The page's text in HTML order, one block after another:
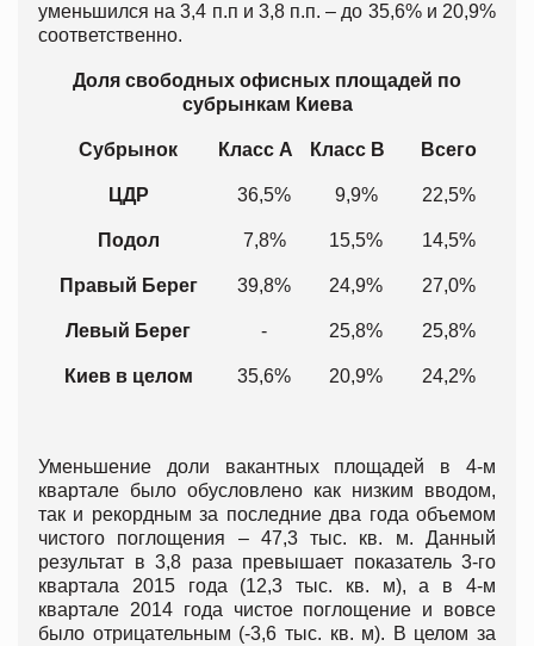
уменьшился на 3,4 п.п и 3,8 п.п. – до 35,6% и 20,9%
соответственно.
Доля свободных офисных площадей по
субрынкам Киева
Субрынок Класс А Класс В Всего
ЦДР 36,5% 9,9% 22,5%
Подол 7,8% 15,5% 14,5%
Правый Берег 39,8% 24,9% 27,0%
Левый Берег - 25,8% 25,8%
Киев в целом 35,6% 20,9% 24,2%
Уменьшение доли вакантных площадей в 4-м
квартале было обусловлено как низким вводом,
так и рекордным за последние два года объемом
чистого поглощения – 47,3 тыс. кв. м. Данный
результат в 3,8 раза превышает показатель 3-го
квартала 2015 года (12,3 тыс. кв. м), а в 4-м
квартале 2014 года чистое поглощение и вовсе
было отрицательным (-3,6 тыс. кв. м). В целом за